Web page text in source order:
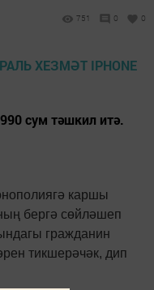
751 0 0
сум тәшкил итә.
каршы
бергә сөйләшеп
гражданин
тикшерәчәк, дип